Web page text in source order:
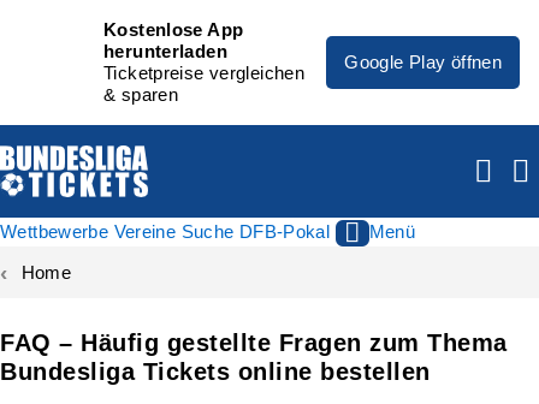
Kostenlose App
herunterladen
Ticketpreise vergleichen
& sparen
Google Play öffnen
Wettbewerbe Vereine Suche DFB-Pokal Menü
FAQ – Häufig gestellte Fragen zum Thema
Bundesliga Tickets online bestellen
Home